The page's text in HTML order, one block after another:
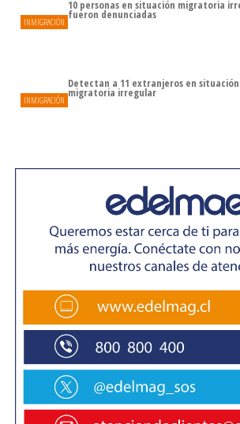
INMIGRACIÓN
10 personas en situación migratoria
fueron denunciadas
INMIGRACIÓN
Detectan a 11 extranjeros en situación
migratoria irregular